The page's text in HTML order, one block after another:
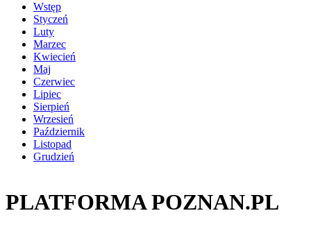
Wstęp
Styczeń
Luty
Marzec
Kwiecień
Maj
Czerwiec
Lipiec
Sierpień
Wrzesień
Październik
Listopad
Grudzień
PLATFORMA POZNAN.PL